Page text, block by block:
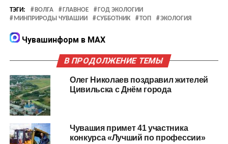
ТЭГИ: ВОЛГА ГЛАВНОЕ
ГОД ЭКОЛОГИИ
МИНПРИРОДЫ ЧУВАШИИ
СУББОТНИК ТОП ЭКОЛОГИЯ
Чувашинформ в MAX
В ПРОДОЛЖЕНИЕ ТЕМЫ
Олег Николаев поздравил жителей
Цивильска с Днём города
Чувашия примет 41 участника
конкурса «Лучший по профессии»